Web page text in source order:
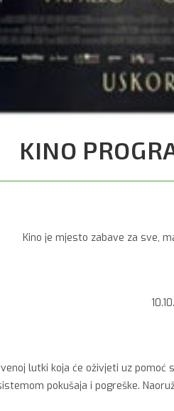
KINO
Kino je mjesto zabave za sve,
lutki koja će oživjeti uz
pokušaja i pogreške.